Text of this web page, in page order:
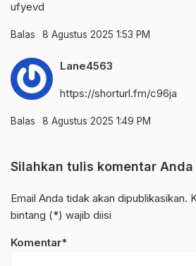
ufyevd
Balas 8 Agustus 2025 1:53 PM
Lane4563
https://shorturl.fm/c96ja
Balas 8 Agustus 2025 1:49 PM
Silahkan tulis komentar Anda
Email Anda tidak akan dipublikasikan.
bintang (*) wajib diisi
Komentar*